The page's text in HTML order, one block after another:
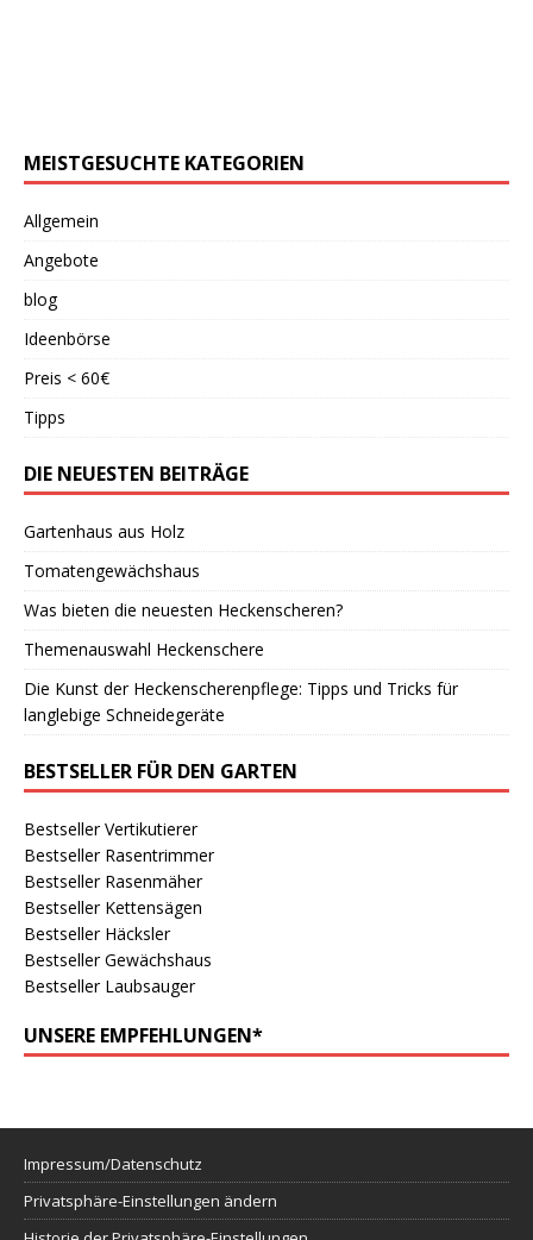
MEISTGESUCHTE KATEGORIEN
Allgemein
Angebote
blog
Ideenbörse
Preis < 60€
Tipps
DIE NEUESTEN BEITRÄGE
Gartenhaus aus Holz
Tomatengewächshaus
Was bieten die neuesten Heckenscheren?
Themenauswahl Heckenschere
Die Kunst der Heckenscherenpflege: Tipps und Tricks für
langlebige Schneidegeräte
BESTSELLER FÜR DEN GARTEN
Bestseller Vertikutierer
Bestseller Rasentrimmer
Bestseller Rasenmäher
Bestseller Kettensägen
Bestseller Häcksler
Bestseller Gewächshaus
Bestseller Laubsauger
UNSERE EMPFEHLUNGEN*
Impressum/Datenschutz
Privatsphäre-Einstellungen ändern